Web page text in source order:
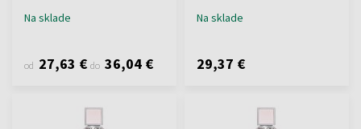
Na sklade
od 27,63 € do 36,04 €
Na sklade
29,37 €